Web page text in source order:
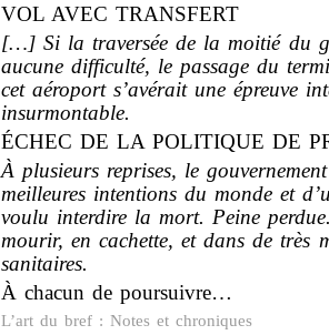
VOL AVEC TRANSFERT
[…] Si la traversée de la moitié du
aucune difficulté, le passage du
cet aéroport s’avérait une épreuve
insurmontable.
ÉCHEC DE LA POLITIQUE DE
À plusieurs reprises, le
meilleures intentions du monde et
voulu interdire la mort. Peine
mourir, en cachette, et dans de très
sanitaires.
À chacun de poursuivre…
L’art du bref : Notes et chroniques